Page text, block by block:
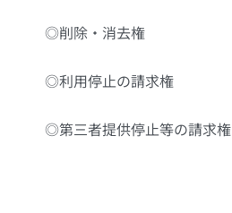
◎削除・消去権
◎利用停止の請求権
◎第三者提供停止等の請求権